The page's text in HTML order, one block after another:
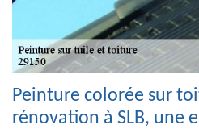
Peinture colorée sur
rénovation à SLB, une